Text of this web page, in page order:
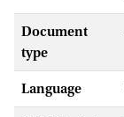
Document
type
Language